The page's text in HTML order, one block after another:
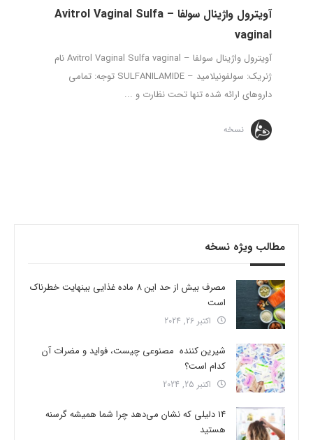
آویترول واژینال سولفا – Avitrol Vaginal Sulfa
vaginal
آویترول واژینال سولفا – Avitrol Vaginal Sulfa vaginal نام
ژنریک: سولفونیلامید – SULFANILAMIDE توجه: تمامی
داروهای ارائه شده تنها تحت نظارت و ...
نسخه
مطالب ویژه نسخه
مصرف بیش از حد این 8 ماده غذایی بینهایت خطرناک
است
اکتبر 26, 2024
شیرین کننده مصنوعی چیست، فواید و مضرات آن
کدام است؟
اکتبر 25, 2024
14 دلیلی که نشان می‌دهد چرا شما همیشه گرسنه
هستید